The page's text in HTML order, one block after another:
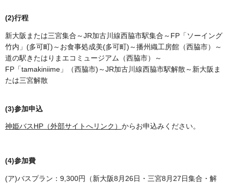
(2)行程
新大阪または三宮集合～JR加古川線西脇市駅集合～FP「ソーイング
竹内」(多可町)～お食事処成美(多可町)～播州織工房館（西脇市）～
道の駅きたはりまエコミュージアム（西脇市）～
FP「tamakiniime」（西脇市)～JR加古川線西脇市駅解散～新大阪ま
たは三宮解散
(3)参加申込
神姫バスHP（外部サイトへリンク） からお申込みください。
(4)参加費
(ア)バスプラン：9,300円（新大阪8月26日・三宮8月27日集合・解